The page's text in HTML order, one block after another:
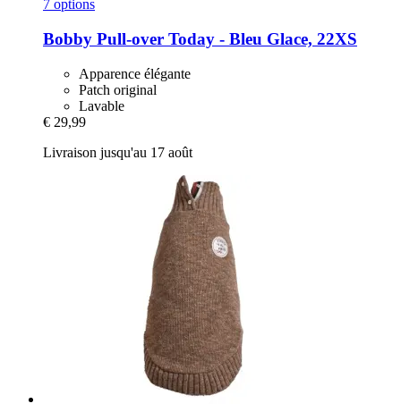
7 options
Bobby Pull-​over Today -​ Bleu Glace, 22XS
Apparence élégante
Patch original
Lavable
€ 29,99
Livraison jusqu'au 17 août